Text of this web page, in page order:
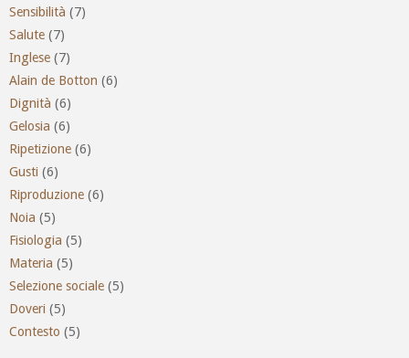
Sensibilità (7)
Salute (7)
Inglese (7)
Alain de Botton (6)
Dignità (6)
Gelosia (6)
Ripetizione (6)
Gusti (6)
Riproduzione (6)
Noia (5)
Fisiologia (5)
Materia (5)
Selezione sociale (5)
Doveri (5)
Contesto (5)